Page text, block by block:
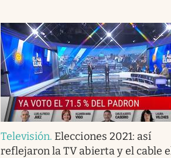
Televisión. Elecciones 2021: así
reflejaron la TV abierta y el cable